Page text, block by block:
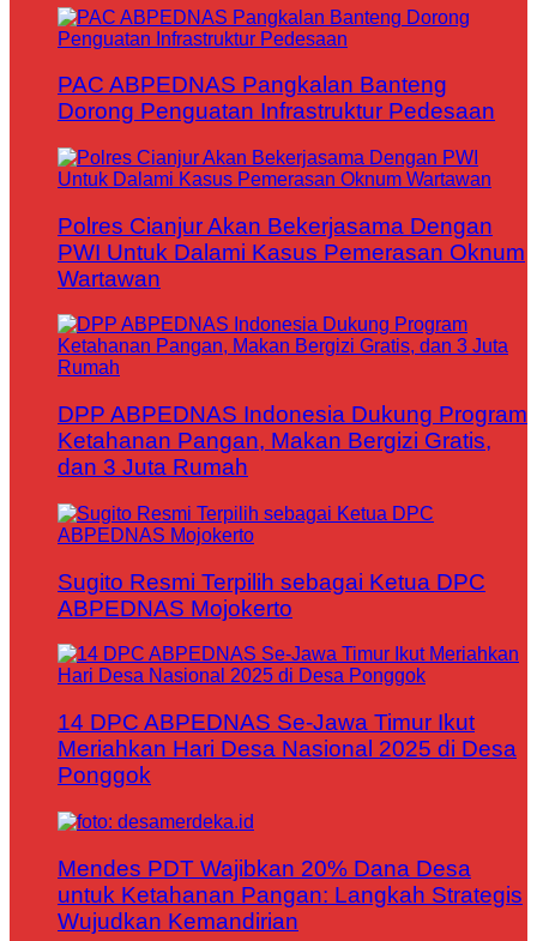
PAC ABPEDNAS Pangkalan Banteng
Dorong Penguatan Infrastruktur Pedesaan
Polres Cianjur Akan Bekerjasama Dengan
PWI Untuk Dalami Kasus Pemerasan Oknum
Wartawan
DPP ABPEDNAS Indonesia Dukung Program
Ketahanan Pangan, Makan Bergizi Gratis,
dan 3 Juta Rumah
Sugito Resmi Terpilih sebagai Ketua DPC
ABPEDNAS Mojokerto
14 DPC ABPEDNAS Se-Jawa Timur Ikut
Meriahkan Hari Desa Nasional 2025 di Desa
Ponggok
Mendes PDT Wajibkan 20% Dana Desa
untuk Ketahanan Pangan: Langkah Strategis
Wujudkan Kemandirian